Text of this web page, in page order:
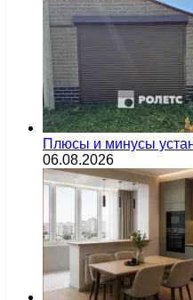
Плюсы и минусы
06.08.2026